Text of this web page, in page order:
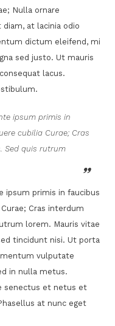
Nulla ornare
at lacinia odio
dictum eleifend, mi
sed justo. Ut mauris
lacus.
ipsum primis in
cubilia Curae; Cras
Sed quis rutrum
ipsum primis in faucibus
Cras interdum
lorem. Mauris vitae
tincidunt nisi. Ut porta
vulputate
in nulla metus.
senectus et netus et
at nunc eget